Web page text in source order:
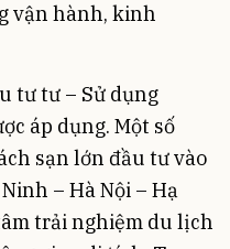
vận hành, kinh
tư tư – Sử dụng
áp dụng. Một số
sạn lớn đầu tư vào
– Hà Nội – Hạ
trải nghiệm du lịch